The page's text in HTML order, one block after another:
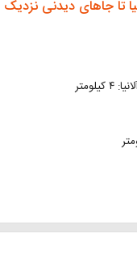
تا جاهای دیدنی نزدیک